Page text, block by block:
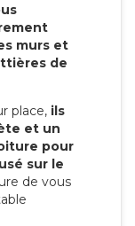
murs et
de
place, ils
et un
pour
sur le
de vous